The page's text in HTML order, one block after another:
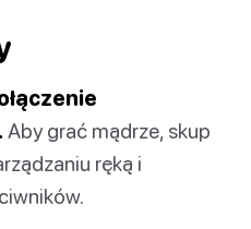
Aby grać mądrze, skup
ręką i